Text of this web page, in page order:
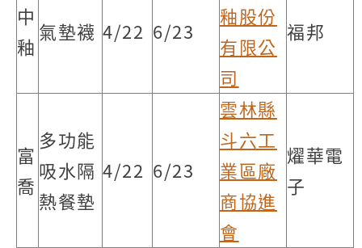
中
釉
氣墊襪 4/22 6/23
釉股份
有限公
司
福邦
富
喬
多功能
吸水隔
熱餐墊
4/22 6/23
雲林縣
斗六工
業區廠
商協進
會
燿華電
子